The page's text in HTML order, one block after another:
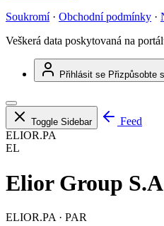
Soukromí · Obchodní podmínky ·
Veškerá data poskytovaná na
Přihlásit se Přizpůsobte
Toggle Sidebar
Feed
ELIOR.PA
EL
Elior Group
ELIOR.PA · PAR